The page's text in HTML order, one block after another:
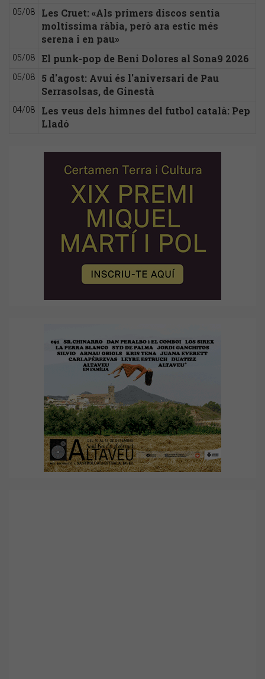
05/08
Les Cruet: «Als primers discos sentia
moltíssima ràbia, però ara estic més
serena i en pau»
05/08 El punk-pop de Beni Dolores al Sona9 2026
05/08
5 d'agost: Avui és l'aniversari de Pau
Serrasolsas, de Ginestà
04/08
Les veus dels himnes del futbol català: Pep
Lladó